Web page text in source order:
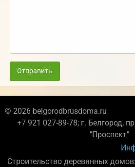
Отправить
© 2026 belgorodbrusdoma.ru
+7 921 027-89-78; г. Белгород,
"Проспект"
Строительство деревянных